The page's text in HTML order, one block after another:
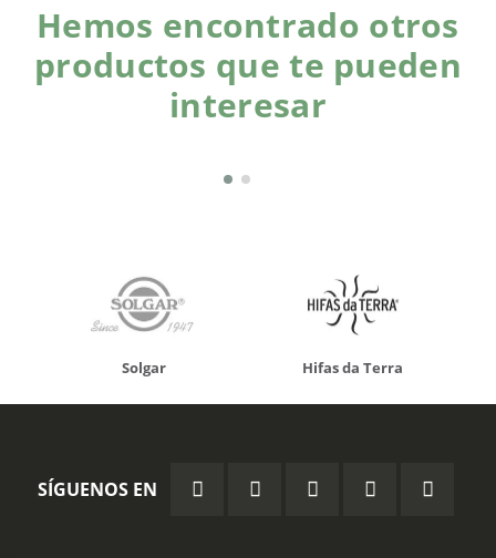
Hemos encontrado otros
productos que te pueden
interesar
Solgar Hifas da Terra
SÍGUENOS EN